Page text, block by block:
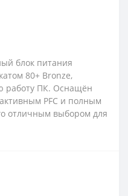
блок питания
80+ Bronze,
работу ПК. Оснащён
PFC и полным
отличным выбором для